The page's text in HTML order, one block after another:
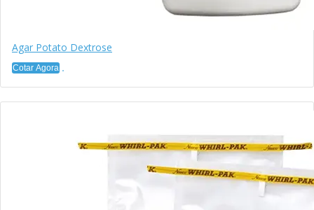
Agar Potato Dextrose
Cotar Agora